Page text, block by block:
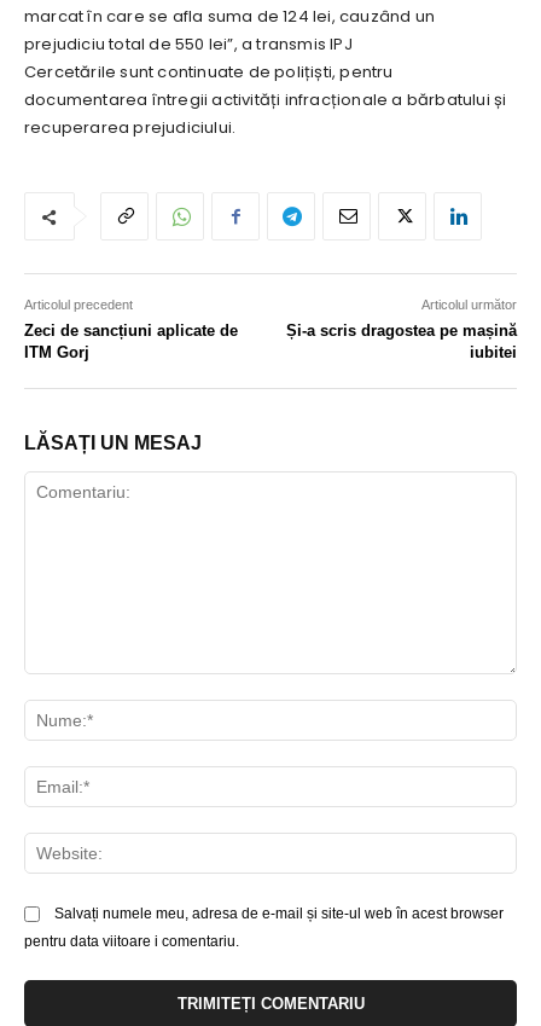
marcat în care se afla suma de 124 lei, cauzând un
prejudiciu total de 550 lei”, a transmis IPJ
Cercetările sunt continuate de polițiști, pentru
documentarea întregii activități infracționale a bărbatului și
recuperarea prejudiciului.
Articolul precedent
Zeci de sancțiuni aplicate de
ITM Gorj
Articolul următor
Și-a scris dragostea pe mașină
iubitei
LĂSAȚI UN MESAJ
Salvați numele meu, adresa de e-mail și site-ul web în acest browser
pentru data viitoare i comentariu.